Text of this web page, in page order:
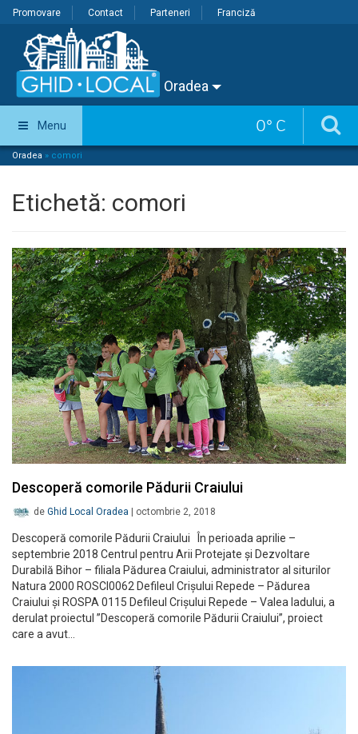
Promovare Contact Parteneri Franciză
Oradea
0° C
Menu
Oradea » comori
Etichetă: comori
Descoperă comorile Pădurii Craiului
de Ghid Local Oradea octombrie 2, 2018
Descoperă comorile Pădurii Craiului În perioada aprilie –
septembrie 2018 Centrul pentru Arii Protejate și Dezvoltare
Durabilă Bihor – filiala Pădurea Craiului, administrator al siturilor
Natura 2000 ROSCI0062 Defileul Crișului Repede – Pădurea
Craiului și ROSPA 0115 Defileul Crișului Repede – Valea Iadului, a
derulat proiectul ”Descoperă comorile Pădurii Craiului”, proiect
care a avut…